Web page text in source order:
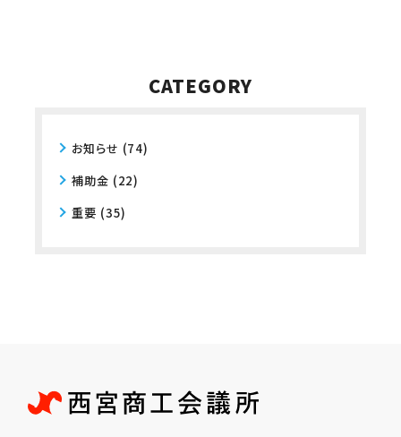
CATEGORY
お知らせ (74)
補助金 (22)
重要 (35)